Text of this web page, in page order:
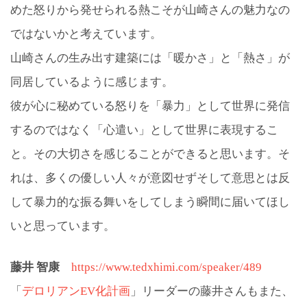
めた怒りから発せられる熱こそが山崎さんの魅力なの
ではないかと考えています。
山崎さんの生み出す建築には「暖かさ」と「熱さ」が
同居しているように感じます。
彼が心に秘めている怒りを「暴力」として世界に発信
するのではなく「心遣い」として世界に表現するこ
と。その大切さを感じることができると思います。そ
れは、多くの優しい人々が意図せずそして意思とは反
して暴力的な振る舞いをしてしまう瞬間に届いてほし
いと思っています。
藤井 智康
https://www.tedxhimi.com/speaker/489
「 デロリアンEV化計画 」リーダーの藤井さんもまた、